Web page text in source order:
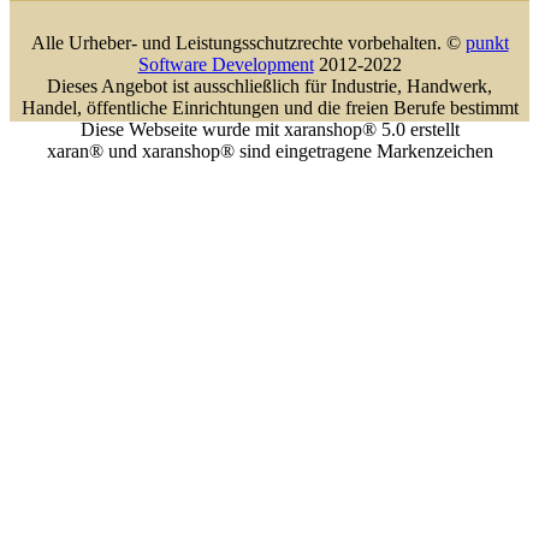
Alle Urheber- und Leistungsschutzrechte vorbehalten. © punkt
Software Development2012-2022
Dieses Angebot ist ausschließlich für Industrie, Handwerk,
Handel, öffentliche Einrichtungen und die freien Berufe bestimmt
Diese Webseite wurde mit xaranshop® 5.0 erstellt
xaran® und xaranshop® sind eingetragene Markenzeichen